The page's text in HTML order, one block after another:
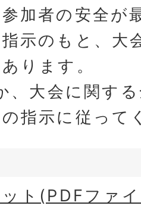
加者の安全が
示のもと、大
ります。
、大会に関す
指示に従って
ト(PDFファ